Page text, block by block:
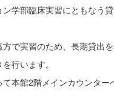
学部臨床実習にともなう
で実習のため、長期貸出を
行います。
本館2階メインカウンター